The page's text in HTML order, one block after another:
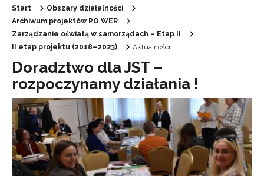
Start
Obszary działalności
Archiwum projektów PO WER
Zarządzanie oświatą w samorządach – Etap II
II etap projektu (2018–2023)
Aktualności
Doradztwo dla JST –
rozpoczynamy działania !